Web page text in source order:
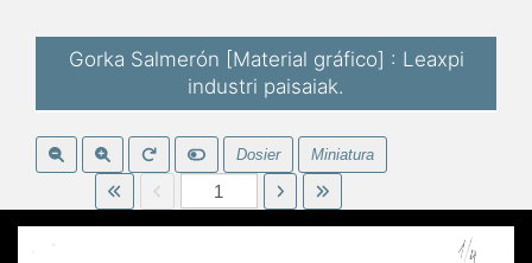
Gorka Salmerón [Material gráfico] : Leaxpi
industri paisaiak.
Dosier Miniatura